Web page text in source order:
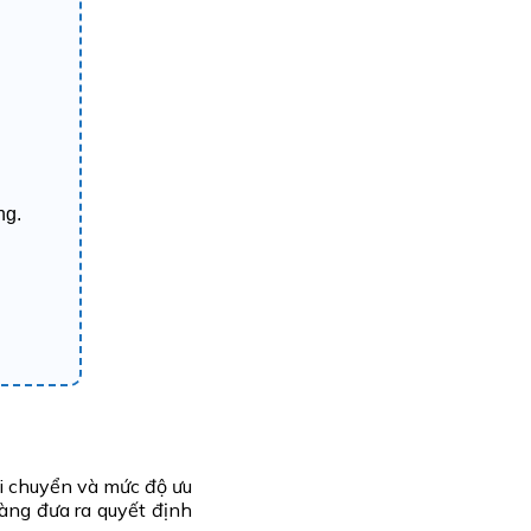
và mức độ ưu
đưa ra quyết định